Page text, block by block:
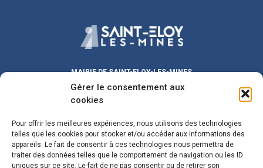
Gérer le consentement aux
cookies
Pour offrir les meilleures expériences, nous utilisons des technologies
telles que les cookies pour stocker et/ou accéder aux informations des
appareils. Le fait de consentir à ces technologies nous permettra de
traiter des données telles que le comportement de navigation ou les ID
uniques sur ce site. Le fait de ne pas consentir ou de retirer son
MAIRIE DE SAINT-ELOY-LES-MINES
Place Michel DUVAL
9h00 – 12h00/ 13h30 – 17h30
Samedi :9h00 – 12h00
Fermeture le mercredi matin
maire@sainteloylesmines.fr